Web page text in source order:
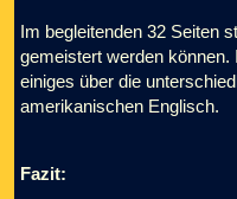
Im begleitenden 32 Seiten
gemeistert werden
einiges über die
amerikanischen Englisch.
Fazit: